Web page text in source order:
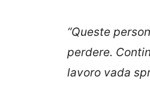
“Queste
perdere.
lavoro vada